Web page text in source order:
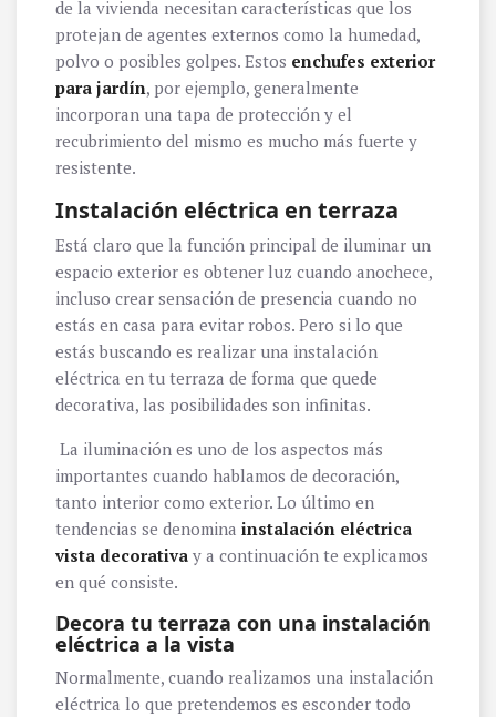
de la vivienda necesitan características que los
protejan de agentes externos como la humedad,
polvo o posibles golpes. Estos enchufes exterior
para jardín, por ejemplo, generalmente
incorporan una tapa de protección y el
recubrimiento del mismo es mucho más fuerte y
resistente.
Instalación eléctrica en terraza
Está claro que la función principal de iluminar un
espacio exterior es obtener luz cuando anochece,
incluso crear sensación de presencia cuando no
estás en casa para evitar robos. Pero si lo que
estás buscando es realizar una instalación
eléctrica en tu terraza de forma que quede
decorativa, las posibilidades son infinitas.
La iluminación es uno de los aspectos más
importantes cuando hablamos de decoración,
tanto interior como exterior. Lo último en
tendencias se denomina instalación eléctrica
vista decorativa y a continuación te explicamos
en qué consiste.
Decora tu terraza con una instalación
eléctrica a la vista
Normalmente, cuando realizamos una instalación
eléctrica lo que pretendemos es esconder todo